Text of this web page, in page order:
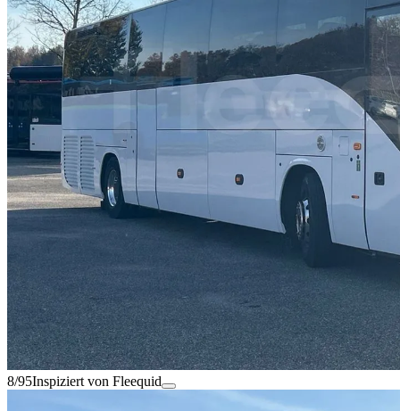
8/95Inspiziert von Fleequid